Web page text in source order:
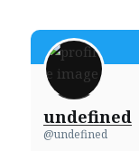
undefined
@undefined